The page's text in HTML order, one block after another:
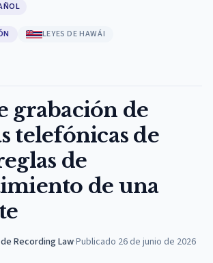
LEYES DE HAWÁI
grabación de
telefónicas de
de
de una
Recording Law·Publicado 26 de junio de 2026